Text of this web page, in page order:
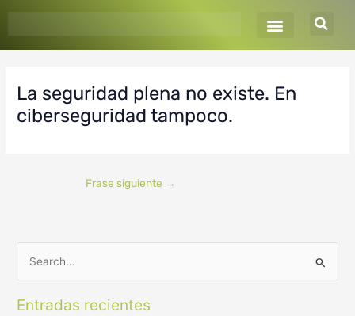
La seguridad plena no existe. En
ciberseguridad tampoco.
Frase siguiente →
s
Entradas recientes